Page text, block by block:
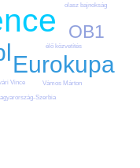
Eurokupa
OB1
Szerbia
olasz bajnokság
Vince Vámos Márton
élő közvetítés